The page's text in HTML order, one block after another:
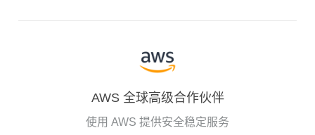
AWS 全球高级合作伙伴
使用 AWS 提供安全稳定服务